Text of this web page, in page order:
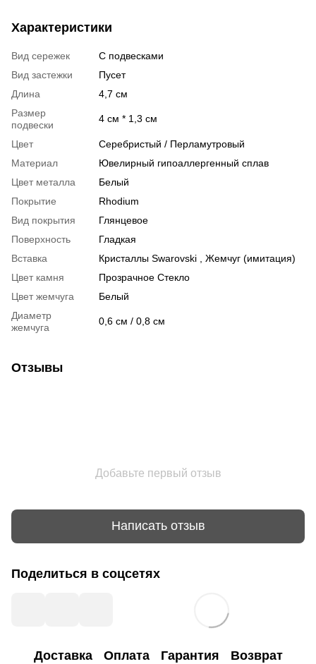
Характеристики
Вид сережек
С подвесками
Вид застежки
Пусет
Длина
4,7 см
Размер
подвески
4 см * 1,3 см
Цвет
Серебристый / Перламутровый
Материал
Ювелирный гипоаллергенный сплав
Цвет металла
Белый
Покрытие
Rhodium
Вид покрытия
Глянцевое
Поверхность
Гладкая
Вставка
Кристаллы Swarovski , Жемчуг (имитация)
Цвет камня
Прозрачное Стекло
Цвет жемчуга
Белый
Диаметр
жемчуга
0,6 см / 0,8 см
Отзывы
Добавьте первый отзыв
Написать отзыв
Поделиться в соцсетях
Доставка Оплата Гарантия Возврат